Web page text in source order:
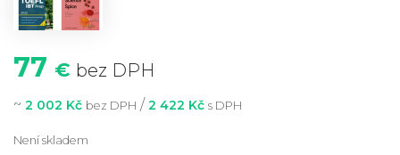
77 € bez DPH
~ 2 002 Kč bez DPH / 2 422 Kč s DPH
Není skladem